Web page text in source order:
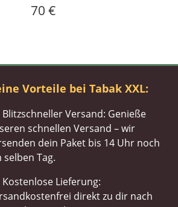
70 €
Vorteile bei Tabak XXL:
Blitzschneller Versand: Genieße
schnellen Versand – wir
dein Paket bis 14 Uhr noch
selben Tag.
Kostenlose Lieferung:
direkt zu dir nach